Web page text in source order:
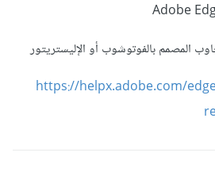
المصمم بالفوتوشوب أو الإليستريتور
https://helpx.adobe.com/